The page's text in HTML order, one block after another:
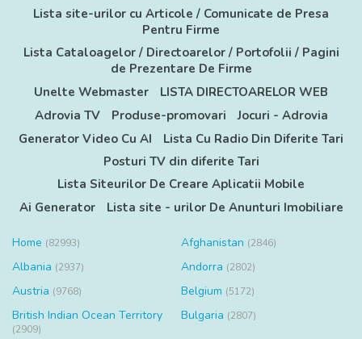
Lista site-urilor cu Articole / Comunicate de Presa
Pentru Firme
Lista Cataloagelor / Directoarelor / Portofolii / Pagini
de Prezentare De Firme
Unelte Webmaster
LISTA DIRECTOARELOR WEB
Adrovia TV
Produse-promovari
Jocuri - Adrovia
Generator Video Cu AI
Lista Cu Radio Din Diferite Tari
Posturi TV din diferite Tari
Lista Siteurilor De Creare Aplicatii Mobile
Ai Generator
Lista site - urilor De Anunturi Imobiliare
Home (82993) Afghanistan (2846)
Albania (2937) Andorra (2802)
Austria (9768) Belgium (5172)
British Indian Ocean Territory
(2909)
Bulgaria (2807)